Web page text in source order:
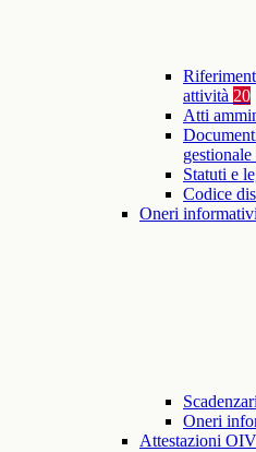
attività 20
Atti
gestionale
Statuti e
Codice
Oneri
Oneri
Attestazioni